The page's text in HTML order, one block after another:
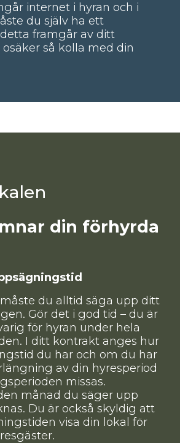
internet i hyran och i
du själv ha ett
framgår av ditt
så kolla med din
din förhyrda
du alltid säga upp ditt
Gör det i god tid – du är
för hyran under hela
I ditt kontrakt anges hur
du har och om du har
av din hyresperiod
missas.
månad du säger upp
Du är också skyldig att
visa din lokal för